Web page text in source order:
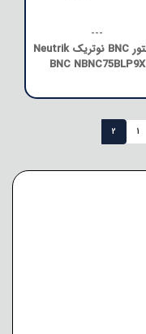
---
کانکتور BNC نوتریک Neutrik
BNC NBNC75BLP9X
1
2